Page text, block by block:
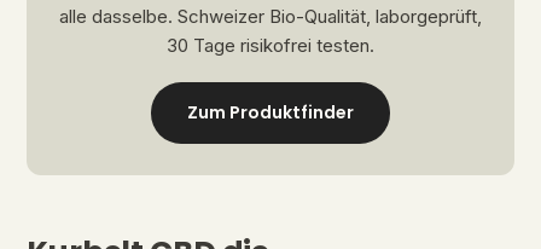
alle dasselbe. Schweizer Bio-Qualität, laborgeprüft,
30 Tage risikofrei testen.
Zum Produktfinder